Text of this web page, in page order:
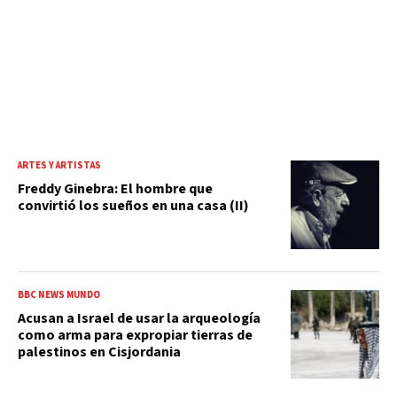
ARTES Y ARTISTAS
Freddy Ginebra: El hombre que
convirtió los sueños en una casa (II)
BBC NEWS MUNDO
Acusan a Israel de usar la arqueología
como arma para expropiar tierras de
palestinos en Cisjordania